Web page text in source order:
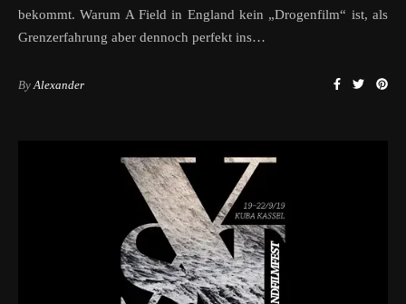
bekommt. Warum A Field in England kein „Drogenfilm“ ist, als
Grenzerfahrung aber dennoch perfekt ins…
By Alexander